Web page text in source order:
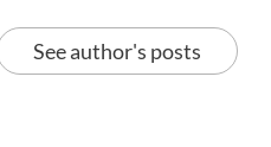
See author's posts